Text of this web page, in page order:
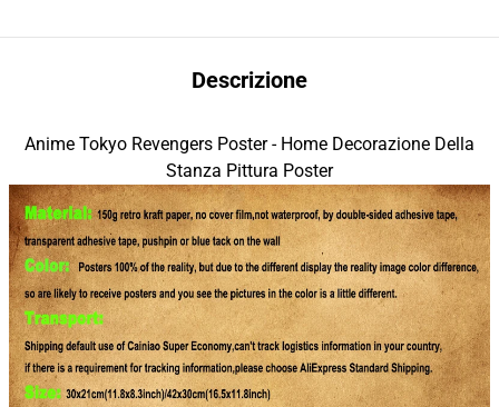
Descrizione
Anime Tokyo Revengers Poster - Home Decorazione Della
Stanza Pittura Poster